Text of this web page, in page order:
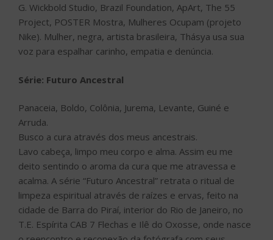
G. Wickbold Studio, Brazil Foundation, ApArt, The 55
Project, POSTER Mostra, Mulheres Ocupam (projeto
Nike). Mulher, negra, artista brasileira, Thásya usa sua
voz para espalhar carinho, empatia e denúncia.
Série: Futuro Ancestral
Panaceia, Boldo, Colônia, Jurema, Levante, Guiné e
Arruda.
Busco a cura através dos meus ancestrais.
Lavo cabeça, limpo meu corpo e alma. Assim eu me
deito sentindo o aroma da cura que me atravessa e
acalma. A série “Futuro Ancestral” retrata o ritual de
limpeza espiritual através de raízes e ervas, feito na
cidade de Barra do Piraí, interior do Rio de Janeiro, no
T.E. Espírita CAB 7 Flechas e Ilê do Oxosse, onde nasce